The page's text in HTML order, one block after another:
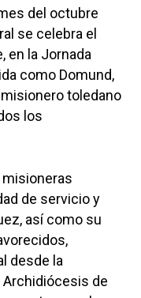
del octubre
se celebra el
en la Jornada
como Domund,
toledano
los
de servicio y
así como su
desde la
Archidiócesis de